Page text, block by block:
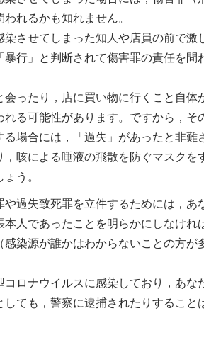
れるかも知れません。
せてしまった知人や店員の前で激
行」と判断されて傷害罪の責任を問
たり，店に買い物に行くこと自体
る可能性があります。ですから，そ
場合には，「過失」があったと非難
咳による唾液の飛散を防ぐマスクを
う。
過失致死罪を立件するためには，あ
本人であったことを明らかにしなけれ
染源が誰かはわからないことの方が
ナウイルスに感染しており，あな
ても，警察に逮捕されたりすること